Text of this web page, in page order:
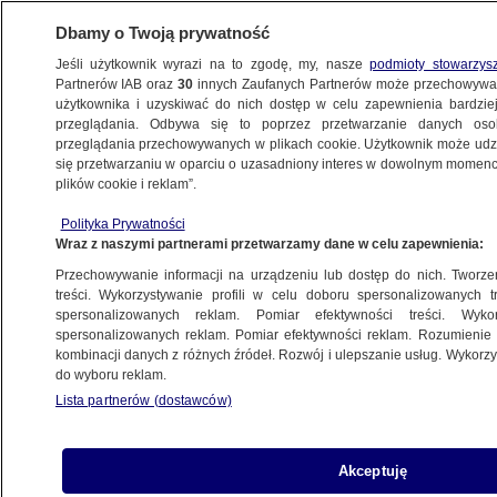
BIZNES
PIENIĄDZE
mieszkaniowych. Nowe dane
5.09.2023, 06:50
Udostępnij
Dbamy o Twoją prywatność
Jeśli użytkownik wyrazi na to zgodę, my, naszepodmioty
Partnerów IAB oraz30 innych Zaufanych Partnerów może
użytkownika i uzyskiwać do nich dostęp w celu zapewnienia
przeglądania. Odbywa się to poprzez przetwarzanie danych
przeglądania przechowywanych w plikach cookie. Użytkownik może
się przetwarzaniu w oparciu o uzasadniony interes w dowolnym
plików cookie i reklam”.
Polityka Prywatności
Wraz z naszymi partnerami przetwarzamy dane w celu zapewnienia:
Przechowywanie informacji na urządzeniu lub dostęp do nich.
treści. Wykorzystywanie profili w celu doboru spersonalizowanych
spersonalizowanych reklam. Pomiar efektywności treści.
spersonalizowanych reklam. Pomiar efektywności reklam.
kombinacji danych z różnych źródeł. Rozwój i ulepszanie usług.
do wyboru reklam.
Lista partnerów (dostawców)
Akceptuję